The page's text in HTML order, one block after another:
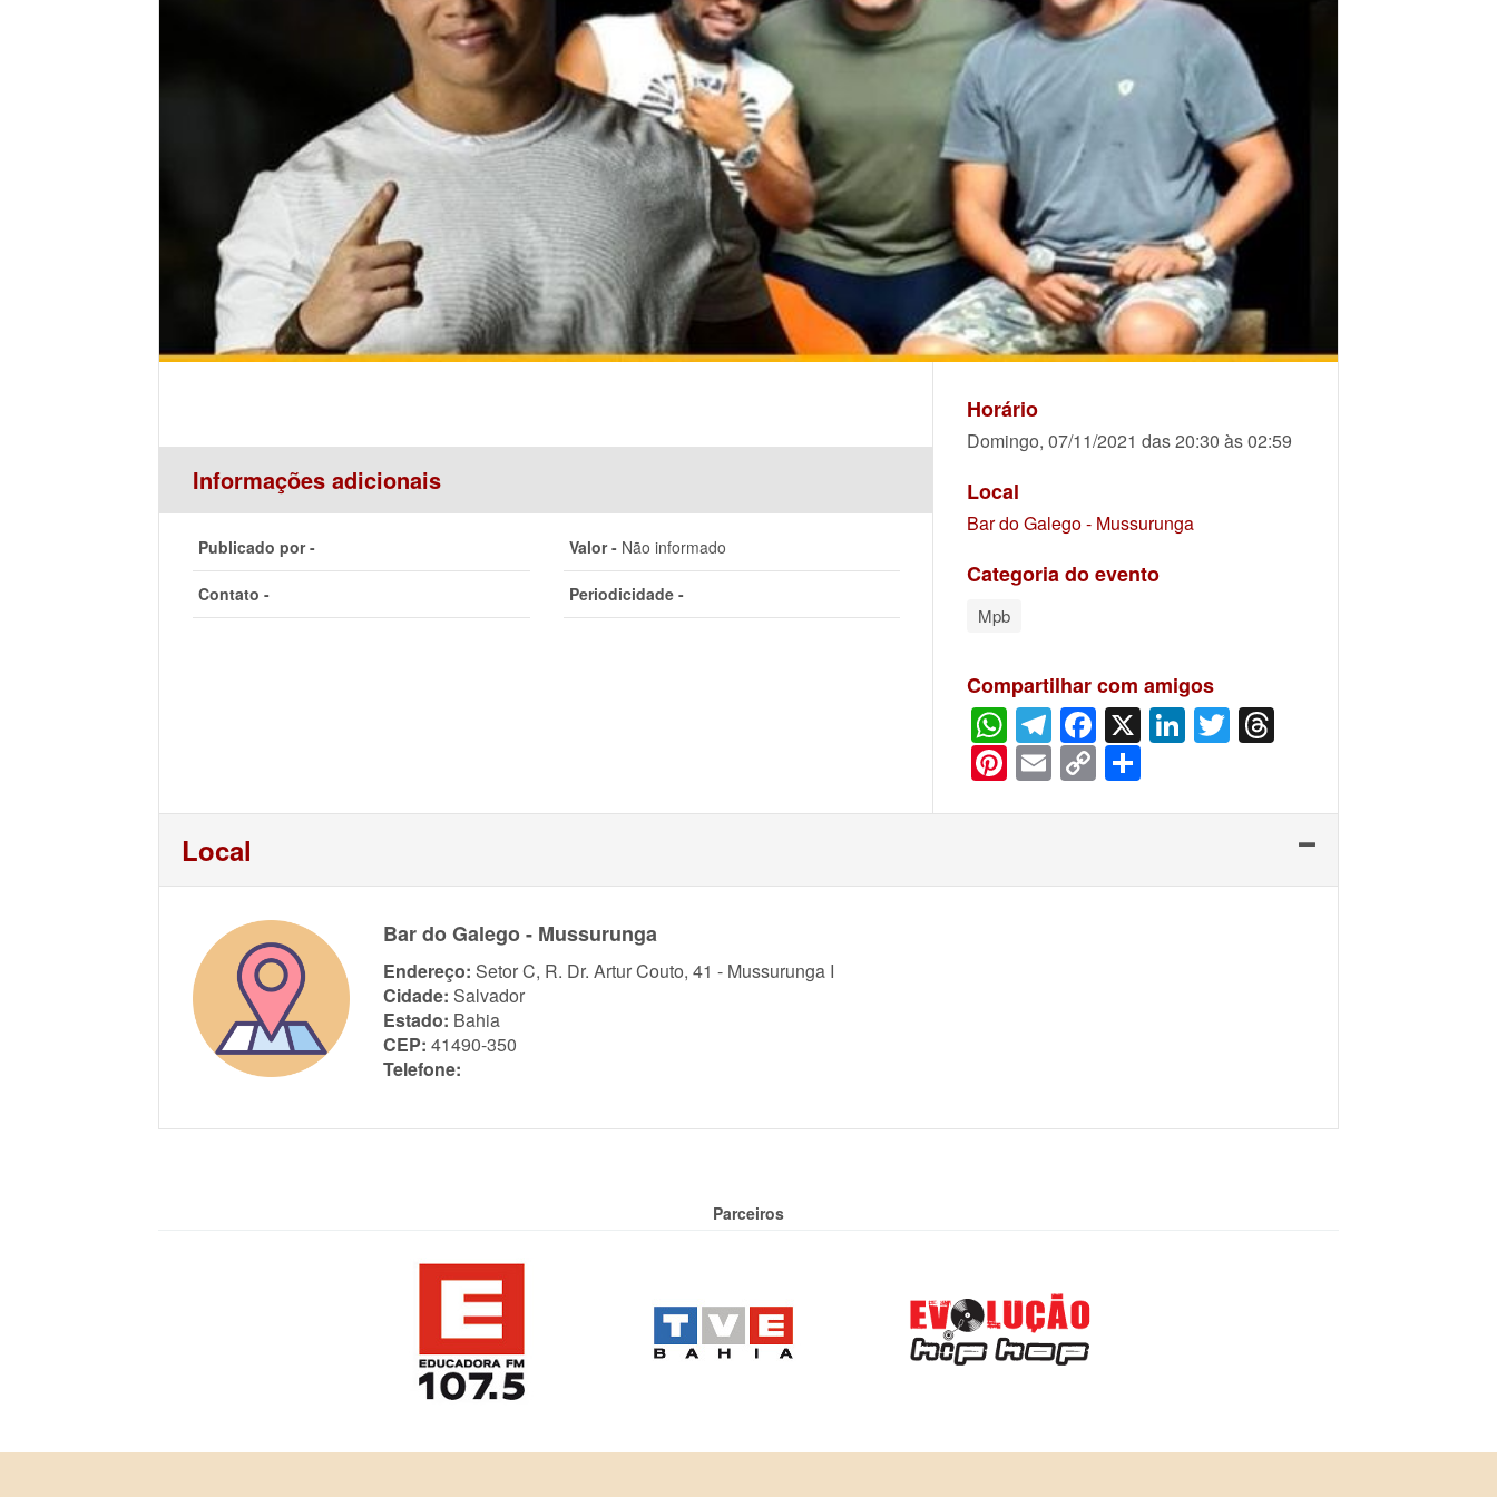
Informações adicionais
Publicado por - Valor -Não informado
Contato - Periodicidade -
Horário
Domingo, 07/11/2021 das 20:30 às 02:59
Local
Bar do Galego - Mussurunga
Categoria do evento
Mpb
Compartilhar com amigos
WhatsApp
Telegram
Facebook
X LinkedIn
Twitter
Pinterest
Email
Copy
Link
Local
Bar do Galego - Mussurunga
Endereço: Setor C, R. Dr. Artur Couto, 41 - Mussurunga I
Cidade: Salvador
Estado: Bahia
CEP: 41490-350
Telefone:
Parceiros